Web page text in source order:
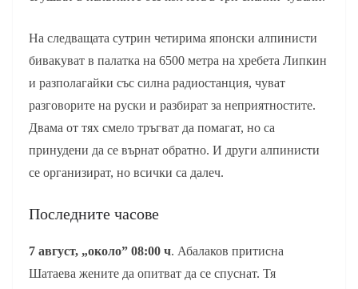
На следващата сутрин четирима японски алпинисти
бивакуват в палатка на 6500 метра на хребета Липкин
и разполагайки със силна радиостанция, чуват
разговорите на руски и разбират за неприятностите.
Двама от тях смело тръгват да помагат, но са
принудени да се върнат обратно. И други алпинисти
се организират, но всички са далеч.
Последните часове
7 август, „около” 08:00 ч. Абалаков притисна
Шатаева жените да опитват да се спуснат. Тя